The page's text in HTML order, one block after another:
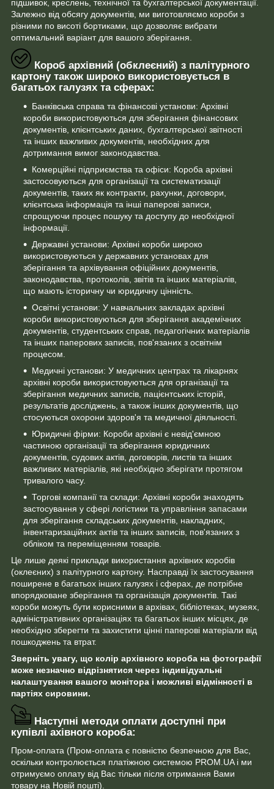
підшивок, креслень, технічної та бухгалтерської документації.
Залежно від обсягу документів, ми виготовляємо короби з
різними по висоті бортиками, що дозволяє вибрати
оптимальний варіант для вашого зберігання.
Короб архівний (обклеєний) з палітурного
картону також широко використовується в
багатьох галузях та сферах:
Банківська справа та фінансові установи: Архівні
короби використовуються для зберігання фінансових
документів, клієнтських даних, бухгалтерської звітності
та інших важливих документів, необхідних для
дотримання вимог законодавства.
Комерційні підприємства та офіси: Короба архівні
застосовуються для організації та систематизації
документів, таких як контракти, рахунки, договори,
клієнтська інформація та інші паперові записи,
спрощуючи процес пошуку та доступу до необхідної
інформації.
Державні установи: Архівні короби широко
використовуються у державних установах для
зберігання та архівування офіційних документів,
законодавства, протоколів, звітів та інших матеріалів,
що мають історичну чи юридичну цінність.
Освітні установи: У навчальних закладах архівні
короби використовуються для зберігання академічних
документів, студентських справ, педагогічних матеріалів
та інших паперових записів, пов'язаних з освітнім
процесом.
Медичні установи: У медичних центрах та лікарнях
архівні короби використовуються для організації та
зберігання медичних записів, пацієнтських історій,
результатів досліджень, а також інших документів, що
стосуються охорони здоров'я та медичної діяльності.
Юридичні фірми: Короби архівні є невід'ємною
частиною організації та зберігання юридичних
документів, судових актів, договорів, листів та інших
важливих матеріалів, які необхідно зберігати протягом
тривалого часу.
Торгові компанії та склади: Архівні короби знаходять
застосування у сфері логістики та управління запасами
для зберігання складських документів, накладних,
інвентаризаційних актів та інших записів, пов'язаних з
обліком та переміщенням товарів.
Це лише деякі приклади використання архівних коробів
(оклеєних) з палітурного картону. Насправді їх застосування
поширене в багатьох інших галузях і сферах, де потрібне
впорядковане зберігання та організація документів. Такі
короби можуть бути корисними в архівах, бібліотеках, музеях,
адміністративних організаціях та багатьох інших місцях, де
необхідно зберегти та захистити цінні паперові матеріали від
пошкоджень та втрат.
Зверніть увагу, що колір архівного короба на фотографії
може незначно відрізнятися через індивідуальні
налаштування вашого монітора і можливі відмінності в
партіях сировини.
Наступні методи оплати доступні при
купівлі ахівного короба:
Пром-оплата (Пром-оплата є повністю безпечною для Вас,
оскільки контролюється платіжною системою PROM.UA і ми
отримуємо оплату від Вас тільки після отримання Вами
товару на Новій пошті).